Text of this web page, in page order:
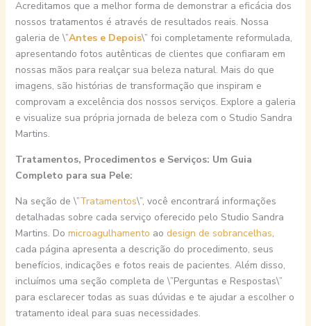
Acreditamos que a melhor forma de demonstrar a eficácia dos
nossos tratamentos é através de resultados reais. Nossa
galeria de \”Antes e Depois\” foi completamente reformulada,
apresentando fotos autênticas de clientes que confiaram em
nossas mãos para realçar sua beleza natural. Mais do que
imagens, são histórias de transformação que inspiram e
comprovam a excelência dos nossos serviços. Explore a galeria
e visualize sua própria jornada de beleza com o Studio Sandra
Martins.
Tratamentos, Procedimentos e Serviços: Um Guia
Completo para sua Pele:
Na seção de \”Tratamentos\”, você encontrará informações
detalhadas sobre cada serviço oferecido pelo Studio Sandra
Martins. Do microagulhamento ao design de sobrancelhas,
cada página apresenta a descrição do procedimento, seus
benefícios, indicações e fotos reais de pacientes. Além disso,
incluímos uma seção completa de \”Perguntas e Respostas\”
para esclarecer todas as suas dúvidas e te ajudar a escolher o
tratamento ideal para suas necessidades.